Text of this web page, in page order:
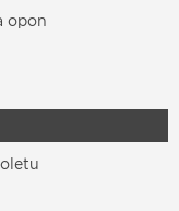
opon